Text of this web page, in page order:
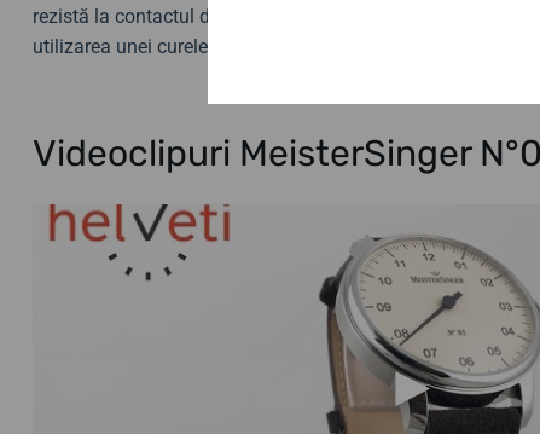
rezistă la contactul de bază cu apa, cum ar fi ploaia sau
utilizarea unei curele din piele de înaltă calitate.
Videoclipuri MeisterSinger